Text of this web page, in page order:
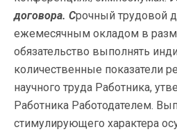
договора. Срочный трудовой
ежемесячным окладом в
обязательство выполнять
количественные показатели
научного труда Работника,
Работника Работодателем.
стимулирующего характера